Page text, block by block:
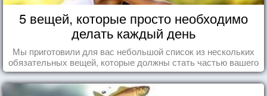
5 вещей, которые просто необходимо
делать каждый день
Мы приготовили для вас небольшой список из нескольких
обязательных вещей, которые должны стать частью вашего
дня.